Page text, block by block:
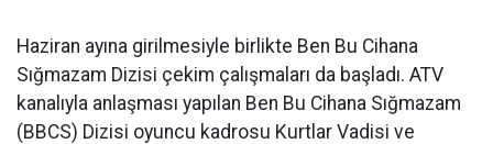
Haziran ayına girilmesiyle birlikte Ben Bu Cihana
Sığmazam Dizisi çekim çalışmaları da başladı. ATV
kanalıyla anlaşması yapılan Ben Bu Cihana Sığmazam
(BBCS) Dizisi oyuncu kadrosu Kurtlar Vadisi ve